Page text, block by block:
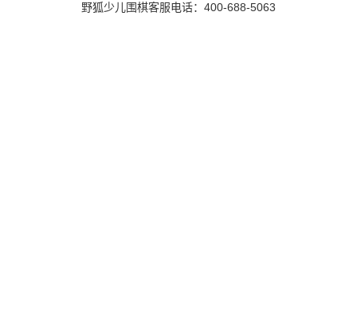
野狐少儿围棋客服电话：400-688-5063